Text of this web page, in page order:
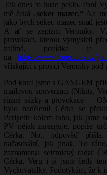
Tak dnes to bude peklo. Paní
mě čeká „sekec mazec.“ Na
jako bych sekec mazec snad
A ať se zeptám Veroniky.
provokaci, kterou vymysleli
zajímá, povídka
na https://www.forendors.cz/
vřískající a prosící Veroniky pod
Pod kotel jsme s GANGEM
mailovou konverzaci (Nikita,
různé sázky a provokace –
bylo nadělení! Cérka se
Peripetie kolem toho, jak jsme
PV nějak zareaguje, popíše
Cérka. No.. odpověď
načasování, jak jinak. To
zaznamenal seizmický radar
Cérka, Veru i já jsme četly
Vychovatelky. Podotýkám, že k